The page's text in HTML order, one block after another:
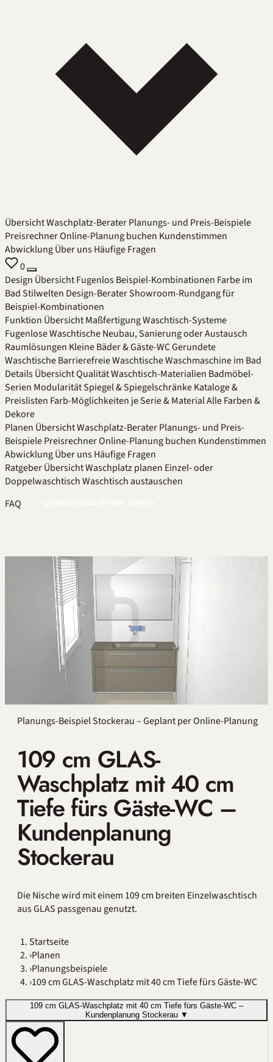
ÜbersichtWaschplatz-BeraterPlanungs- und Preis-Beispiele
PreisrechnerOnline-Planung buchen Kundenstimmen
AbwicklungÜber unsHäufige Fragen
0
Design ÜbersichtFugenlosBeispiel-Kombinationen Farbe im
BadStilwelten Design-BeraterShowroom-Rundgang für
Beispiel-Kombinationen
Funktion ÜbersichtMaßfertigungWaschtisch-Systeme
Fugenlose WaschtischeNeubau, Sanierung oder Austausch
Raumlösungen Kleine Bäder & Gäste-WCGerundete
WaschtischeBarrierefreie WaschtischeWaschmaschine im Bad
DetailsÜbersichtQualitätWaschtisch-Materialien Badmöbel-
Serien ModularitätSpiegel & SpiegelschränkeKataloge &
Preislisten Farb-Möglichkeiten je Serie & MaterialAlle Farben &
Dekore
Planen ÜbersichtWaschplatz-BeraterPlanungs- und Preis-
BeispielePreisrechnerOnline-Planung buchen Kundenstimmen
AbwicklungÜber unsHäufige Fragen
RatgeberÜbersichtWaschplatz planen Einzel- oder
DoppelwaschtischWaschtisch austauschen
FAQ
Planungs-Beispiel Stockerau – Geplant per Online-Planung
109 cm GLAS-
Waschplatz mit 40 cm
Tiefe fürs Gäste-WC –
Kundenplanung
Stockerau
Die Nische wird mit einem 109 cm breiten Einzelwaschtisch
aus GLAS passgenau genutzt.
Startseite
›Planen
›Planungsbeispiele
›109 cm GLAS-Waschplatz mit 40 cm Tiefe fürs Gäste-WC
109 cm GLAS-Waschplatz mit 40 cm Tiefe fürs Gäste-WC –
Kundenplanung Stockerau ▼